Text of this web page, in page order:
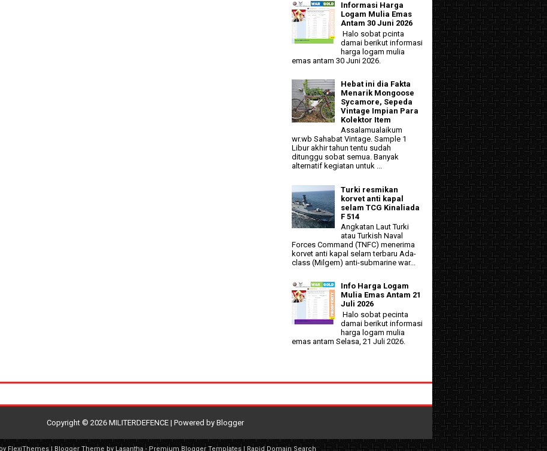
Informasi Harga
Logam Mulia Emas
Antam 30 Juni 2026
Halo sobat pcinta
damai berikut informasi
harga logam mulia
emas antam 30 Juni 2026.
Hebat ini dia Fakta
Menarik Mongoose
Sycamore, Sepeda
Vintage Impian Para
Kolektor Item
Assalamualaikum
wr.wb Sahabat Vintage. Sample 1
Libur akhir tahun tentu sudah
ditunggu sobat semua. Banyak
alternatif kegiatan untuk ...
Turki resmikan
korvet anti kapal
selam TCG Kinaliada
F 514
Angkatan Laut Turki
atau Turkish Naval
Forces Command (TNFC) menerima
korvet anti kapal selam terbaru Ada-
class (Milgem) anti-submarine war...
Info Harga Logam
Mulia Emas Antam 21
Juli 2026
Halo sobat pecinta
damai berikut informasi
harga logam mulia
emas antam Selasa, 21 Juli 2026.
Copyright © 2026 MILITERDEFENCE | Powered by Blogger
FlexiThemes| Blogger Theme byLasantha-Premium Blogger Templates|Rapid Domain Search